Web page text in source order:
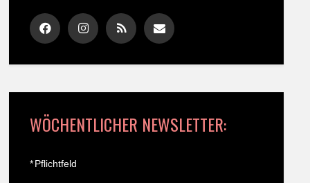
WÖCHENTLICHER NEWSLETTER:
*Pflichtfeld